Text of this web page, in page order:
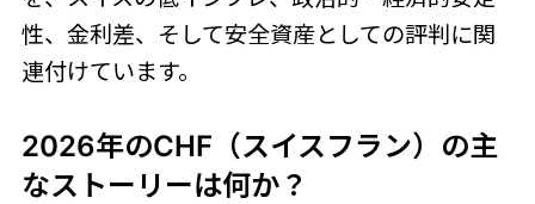
性、金利差、そして安全資産としての評判に関
連付けています。
2026年のCHF（スイスフラン）の主
なストーリーは何か？